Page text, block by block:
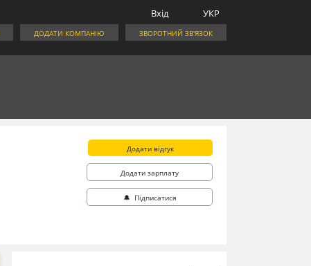
УКР
Вхід
ЗВОРОТНИЙ ЗВ'ЯЗОК
ДОДАТИ КОМПАНІЮ
Додати відгук
Додати зарплату
🔔 Підписатися